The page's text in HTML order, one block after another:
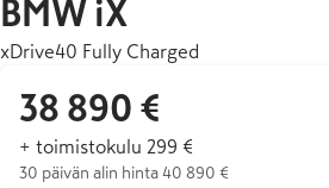
BMW iX
xDrive40 Fully Charged
38 890 €
+ toimistokulu 299 €
30 päivän alin hinta 40 890 €